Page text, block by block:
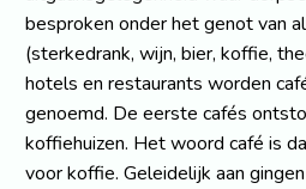
besproken onder het genot van
(sterkedrank, wijn, bier, koffie,
hotels en restaurants worden
genoemd. De eerste cafés
koffiehuizen. Het woord café is
voor koffie. Geleidelijk aan